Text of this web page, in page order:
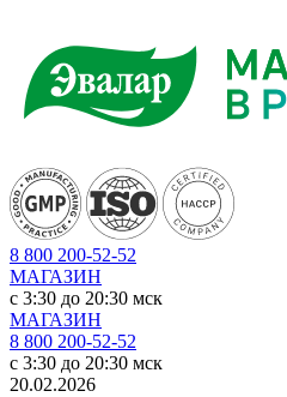
8 800 200-52-52
МАГАЗИН
c 3:30 до 20:30 мск
МАГАЗИН
8 800 200-52-52
c 3:30 до 20:30 мск
20.02.2026